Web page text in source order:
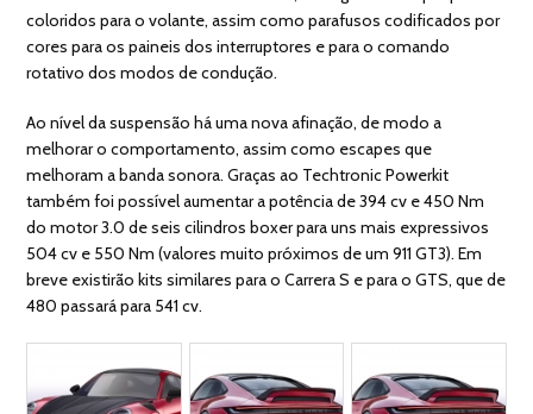
coloridos para o volante, assim como parafusos codificados por
cores para os paineis dos interruptores e para o comando
rotativo dos modos de condução.
Ao nível da suspensão há uma nova afinação, de modo a
melhorar o comportamento, assim como escapes que
melhoram a banda sonora. Graças ao Techtronic Powerkit
também foi possível aumentar a potência de 394 cv e 450 Nm
do motor 3.0 de seis cilindros boxer para uns mais expressivos
504 cv e 550 Nm (valores muito próximos de um 911 GT3). Em
breve existirão kits similares para o Carrera S e para o GTS, que de
480 passará para 541 cv.